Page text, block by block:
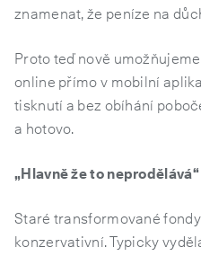
znamenat, že peníze na
Proto teď nově
online přímo v mobilní
tisknutí a bez obíhání
a hotovo.
„Hlavně že to
Staré transformované
konzervativní. Typicky